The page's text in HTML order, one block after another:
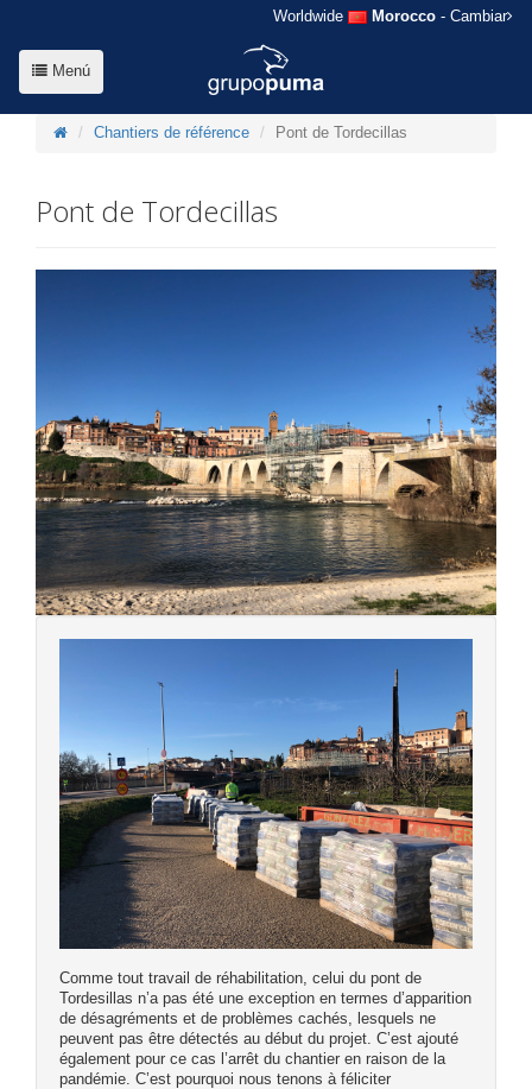
Worldwide Morocco - Cambiar
Menú
Chantiers de référence Pont de Tordecillas
Pont de Tordecillas
Comme tout travail de réhabilitation, celui du pont de
Tordesillas n’a pas été une exception en termes d’apparition
de désagréments et de problèmes cachés, lesquels ne
peuvent pas être détectés au début du projet. C’est ajouté
également pour ce cas l’arrêt du chantier en raison de la
pandémie. C’est pourquoi nous tenons à féliciter